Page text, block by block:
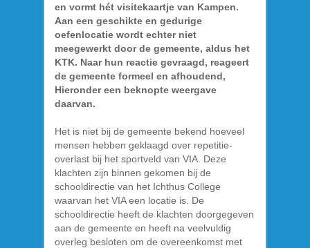
en vormt hét visitekaartje van Kampen.
Aan een geschikte en gedurige
oefenlocatie wordt echter niet
meegewerkt door de gemeente, aldus het
KTK. Naar hun reactie gevraagd, reageert
de gemeente formeel en afhoudend,
Hieronder een beknopte weergave
daarvan.
Het is niet bij de gemeente bekend hoeveel
mensen hebben geklaagd over repetitie-
overlast bij het sportveld van VIA. Deze
klachten zijn binnen gekomen bij de
schooldirectie van het Ichthus College
waarvan het VIA een locatie is. De
schooldirectie heeft de klachten doorgegeven
aan de gemeente en heeft na veelvuldig
overleg besloten om de overeenkomst met